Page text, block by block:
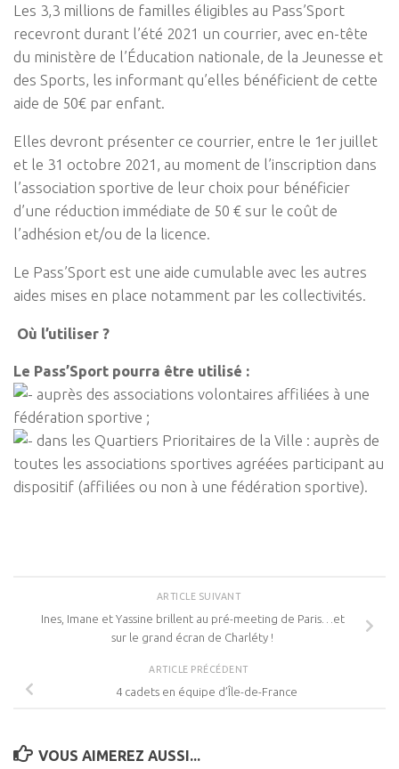
Les 3,3 millions de familles éligibles au Pass’Sport
recevront durant l’été 2021 un courrier, avec en-tête
du ministère de l’Éducation nationale, de la Jeunesse et
des Sports, les informant qu’elles bénéficient de cette
aide de 50€ par enfant.
Elles devront présenter ce courrier, entre le 1er juillet
et le 31 octobre 2021, au moment de l’inscription dans
l’association sportive de leur choix pour bénéficier
d’une réduction immédiate de 50 € sur le coût de
l’adhésion et/ou de la licence.
Le Pass’Sport est une aide cumulable avec les autres
aides mises en place notamment par les collectivités.
Où l’utiliser ?
Le Pass’Sport pourra être utilisé :
auprès des associations volontaires affiliées à une
fédération sportive ;
dans les Quartiers Prioritaires de la Ville : auprès de
toutes les associations sportives agréées participant au
dispositif (affiliées ou non à une fédération sportive).
ARTICLE SUIVANT
Ines, Imane et Yassine brillent au pré-meeting de Paris…et
sur le grand écran de Charléty !
ARTICLE PRÉCÉDENT
4 cadets en équipe d’Île-de-France
VOUS AIMEREZ AUSSI...